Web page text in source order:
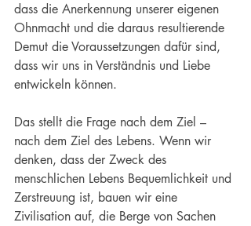
dass die Anerkennung unserer eigenen
Ohnmacht und die daraus resultierende
Demut die Voraussetzungen dafür sind,
dass wir uns in Verständnis und Liebe
entwickeln können.
Das stellt die Frage nach dem Ziel –
nach dem Ziel des Lebens. Wenn wir
denken, dass der Zweck des
menschlichen Lebens Bequemlichkeit und
Zerstreuung ist, bauen wir eine
Zivilisation auf, die Berge von Sachen